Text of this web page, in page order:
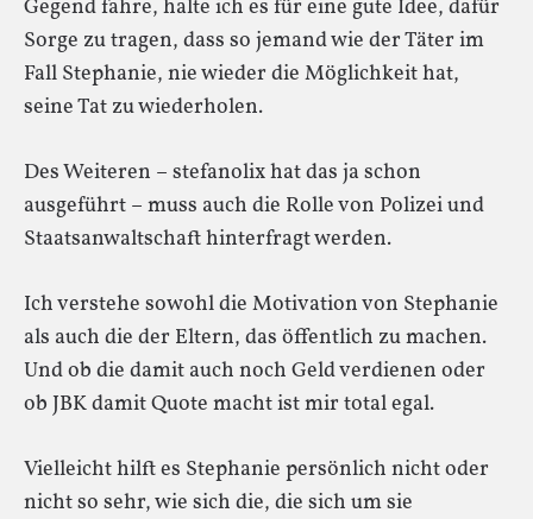
Gegend fahre, halte ich es für eine gute Idee, dafür
Sorge zu tragen, dass so jemand wie der Täter im
Fall Stephanie, nie wieder die Möglichkeit hat,
seine Tat zu wiederholen.
Des Weiteren – stefanolix hat das ja schon
ausgeführt – muss auch die Rolle von Polizei und
Staatsanwaltschaft hinterfragt werden.
Ich verstehe sowohl die Motivation von Stephanie
als auch die der Eltern, das öffentlich zu machen.
Und ob die damit auch noch Geld verdienen oder
ob JBK damit Quote macht ist mir total egal.
Vielleicht hilft es Stephanie persönlich nicht oder
nicht so sehr, wie sich die, die sich um sie